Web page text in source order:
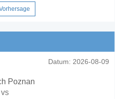
Datum: 2026-08-09
Poznan
vs